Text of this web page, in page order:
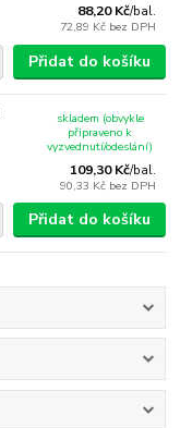
88,20 Kč/bal.
72,89 Kč bez DPH
Přidat do košíku
109,30 Kč/bal.
90,33 Kč bez DPH
skladem (obvykle
připraveno k
vyzvednutí/odeslání)
Přidat do košíku